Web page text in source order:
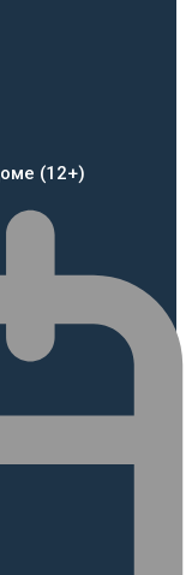
(12+)